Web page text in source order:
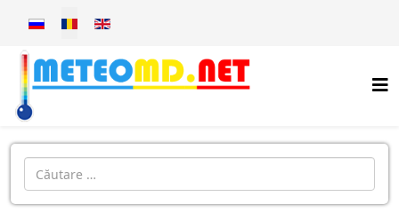
Selectați limba dvs
Introdu localitatea: